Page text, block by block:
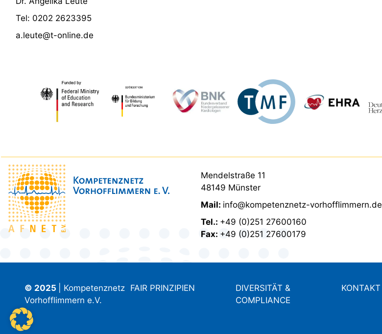
Tel: 0202 2623395
a.leute@t-online.de
Mendelstraße 11
48149 Münster
Mail: info@kompetenznetz-vorhofflimmern.de
Tel.: +49 (0)251 27600160
Fax: +49 (0)251 27600179
© 2025
| Kompetenznetz
Vorhofflimmern e.V.
FAIR PRINZIPIEN
DIVERSITÄT &
COMPLIANCE
KONTAKT